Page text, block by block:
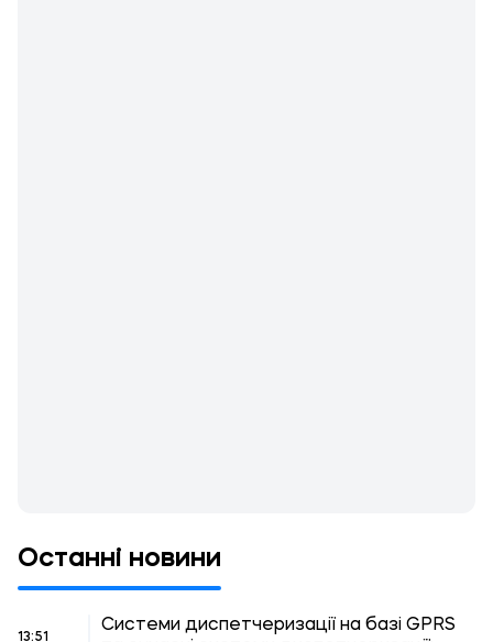
Останні новини
13:51
Системи диспетчеризації на базі GPRS